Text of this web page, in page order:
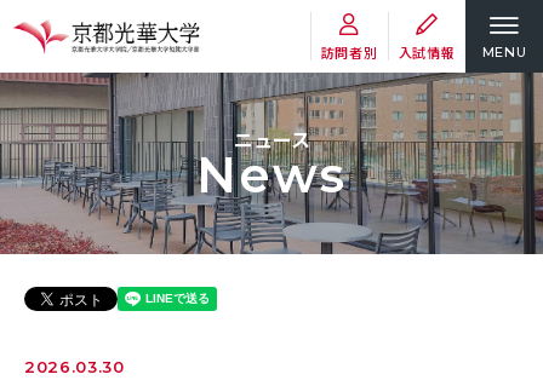
訪問者別 入試情報 MENU
ニュース
News
2026.03.30